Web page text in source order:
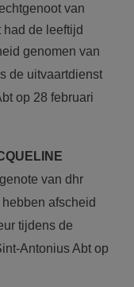
van
de leeftijd
genomen van
de uitvaartdienst
op 28 februari
van dhr
afscheid
tijdens de
Antonius Abt op